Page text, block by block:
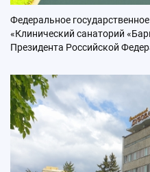
Федеральное
«Клинический cанаторий
Президента Российской